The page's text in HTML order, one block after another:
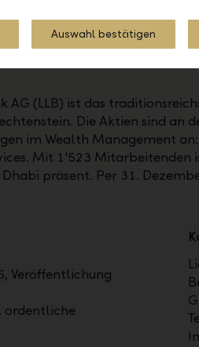
AG (LLB) ist das
Die Aktien sind an
im Wealth Management
Mit 1'523 Mitarbeitenden
präsent. Per 31.
Veröffentlichung
ordentliche
Auswahl bestätigen